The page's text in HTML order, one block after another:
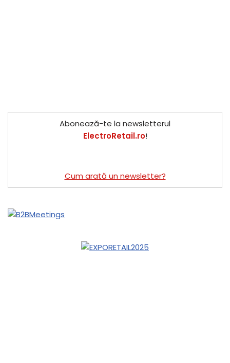
Abonează-te la newsletterul
ElectroRetail.ro!
Cum arată un newsletter?